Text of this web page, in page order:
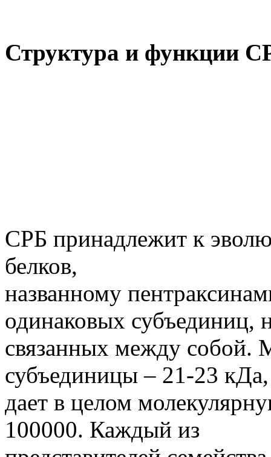
Структура и функции
СРБ принадлежит к
белков,
названному
одинаковых субъединиц,
связанных между собой.
субъединицы – 21-23
дает в целом
100000. Каждый из